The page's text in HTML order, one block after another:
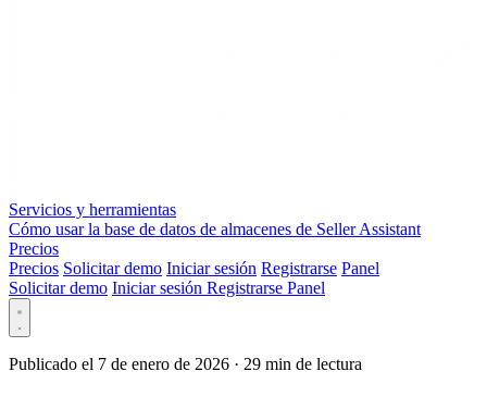
Servicios y herramientas
Cómo usar la base de datos de almacenes de Seller Assistant
Precios
Precios Solicitar demo Iniciar sesión Registrarse Panel
Solicitar demo Iniciar sesión Registrarse Panel
Publicado el 7 de enero de 2026 · 29 min de lectura